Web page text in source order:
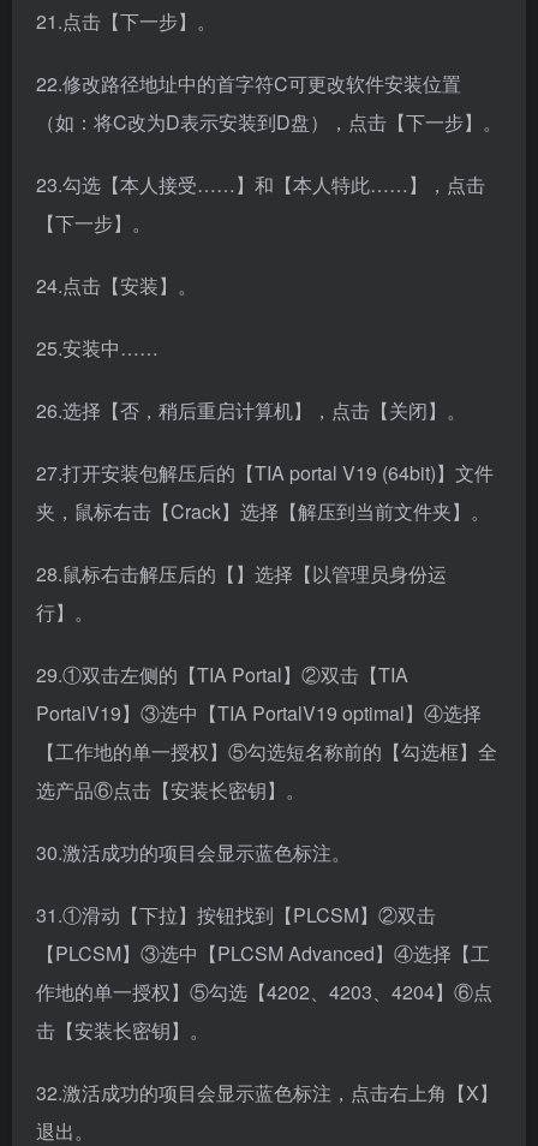
21.点击【下一步】。
22.修改路径地址中的首字符C可更改软件安装位置
（如：将C改为D表示安装到D盘），点击【下一步】。
23.勾选【本人接受……】和【本人特此……】，点击
【下一步】。
24.点击【安装】。
25.安装中……
26.选择【否，稍后重启计算机】，点击【关闭】。
27.打开安装包解压后的【TIA portal V19 (64bit)】文件
夹，鼠标右击【Crack】选择【解压到当前文件夹】。
28.鼠标右击解压后的【】选择【以管理员身份运
行】。
29.①双击左侧的【TIA Portal】②双击【TIA
PortalV19】③选中【TIA PortalV19 optimal】④选择
【工作地的单一授权】⑤勾选短名称前的【勾选框】全
选产品⑥点击【安装长密钥】。
30.激活成功的项目会显示蓝色标注。
31.①滑动【下拉】按钮找到【PLCSM】②双击
【PLCSM】③选中【PLCSM Advanced】④选择【工
作地的单一授权】⑤勾选【4202、4203、4204】⑥点
击【安装长密钥】。
32.激活成功的项目会显示蓝色标注，点击右上角【X】
退出。